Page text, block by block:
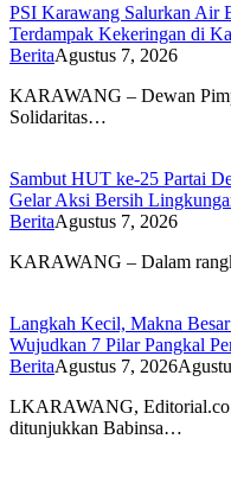
PSI Karawang Salurkan Air
Terdampak Kekeringan di
BeritaAgustus 7, 2026
KARAWANG – Dewan
Solidaritas…
Sambut HUT ke-25 Partai
Gelar Aksi Bersih
BeritaAgustus 7, 2026
KARAWANG – Dalam
Langkah Kecil, Makna
Wujudkan 7 Pilar Pangkal
BeritaAgustus 7, 2026
LKARAWANG,
ditunjukkan Babinsa…